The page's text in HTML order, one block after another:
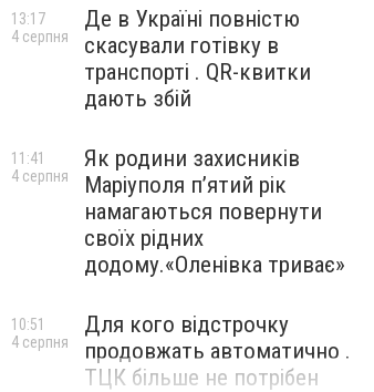
Де в Україні повністю
скасували готівку в
транспорті . QR-квитки
дають збій
13:17
4 серпня
Як родини захисників
Маріуполя пʼятий рік
намагаються повернути
своїх рідних
додому.«Оленівка триває»
11:41
4 серпня
Для кого відстрочку
продовжать автоматично .
ТЦК більше не потрібен
10:51
4 серпня